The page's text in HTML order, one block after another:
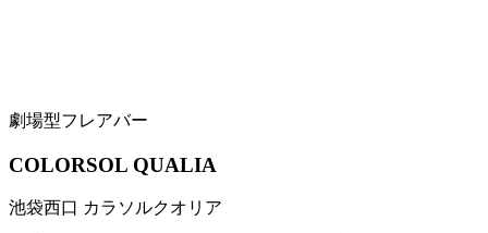
劇場型フレアバー
COLORSOL QUALIA
池袋西口 カラソルクオリア